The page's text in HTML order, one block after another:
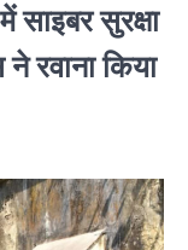
सुरक्षा
रवाना किया